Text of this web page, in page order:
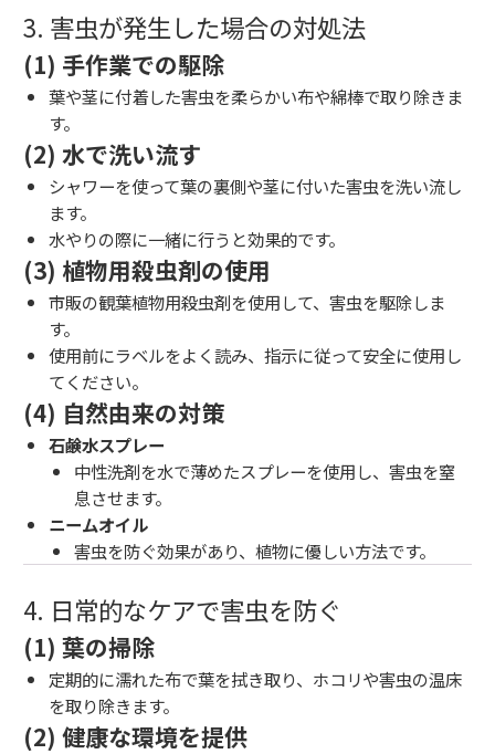
3. 害虫が発生した場合の対処法
(1) 手作業での駆除
葉や茎に付着した害虫を柔らかい布や綿棒で取り除きま
す。
(2) 水で洗い流す
シャワーを使って葉の裏側や茎に付いた害虫を洗い流し
ます。
水やりの際に一緒に行うと効果的です。
(3) 植物用殺虫剤の使用
市販の観葉植物用殺虫剤を使用して、害虫を駆除しま
す。
使用前にラベルをよく読み、指示に従って安全に使用し
てください。
(4) 自然由来の対策
石鹸水スプレー
中性洗剤を水で薄めたスプレーを使用し、害虫を窒
息させます。
ニームオイル
害虫を防ぐ効果があり、植物に優しい方法です。
4. 日常的なケアで害虫を防ぐ
(1) 葉の掃除
定期的に濡れた布で葉を拭き取り、ホコリや害虫の温床
を取り除きます。
(2) 健康な環境を提供